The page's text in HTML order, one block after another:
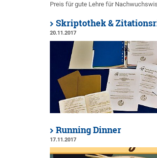
Preis für gute Lehre für
Skriptothek &
20.11.2017
Running Dinner
17.11.2017